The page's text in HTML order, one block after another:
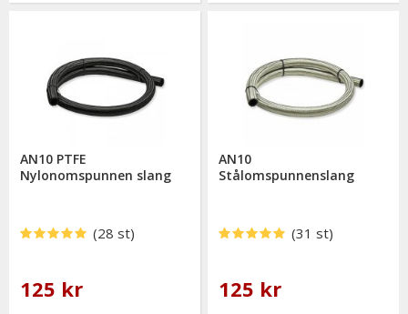
AN10 PTFE
Nylonomspunnen slang
(28 st)
125 kr
AN10
Stålomspunnenslang
(31 st)
125 kr